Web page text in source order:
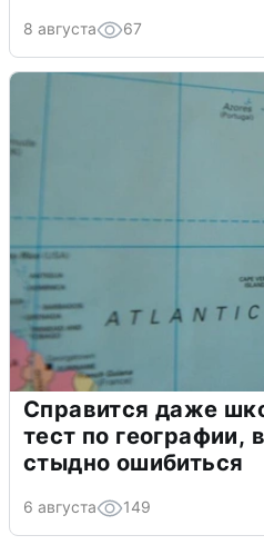
8 августа 67
Справится даже
тест по географии,
стыдно ошибиться
6 августа 149